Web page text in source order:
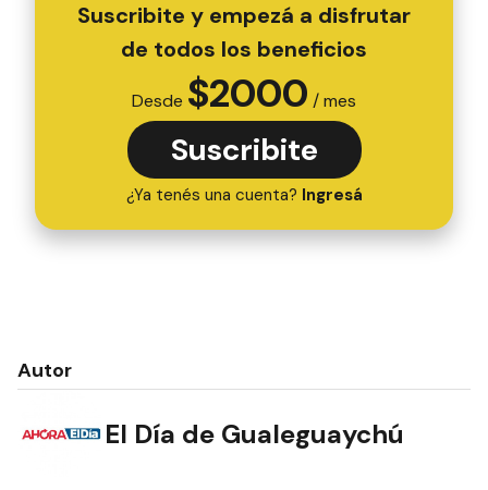
Suscribite y empezá a disfrutar
de todos los beneficios
Desde $2000 / mes
Suscribite
¿Ya tenés una cuenta? Ingresá
Autor
El Día de Gualeguaychú